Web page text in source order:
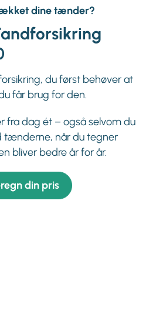
dine tænder?
du først behøver at
får brug for den.
fra dag ét – også selvom du
tænderne, når du tegner
bliver bedre år for år.
din pris